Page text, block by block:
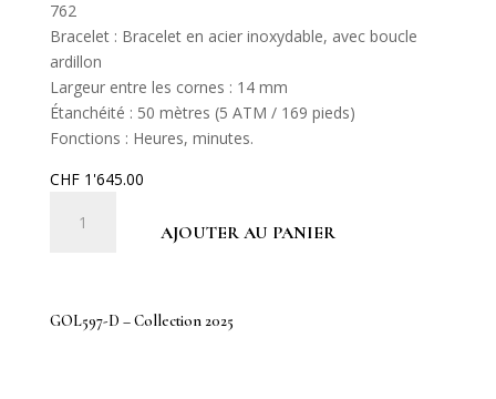
762
Bracelet : Bracelet en acier inoxydable, avec boucle
ardillon
Largeur entre les cornes : 14 mm
Étanchéité : 50 mètres (5 ATM / 169 pieds)
Fonctions : Heures, minutes.
CHF1'645.00
Collection
AJOUTER AU PANIER
GOL597-D – Collection 2025